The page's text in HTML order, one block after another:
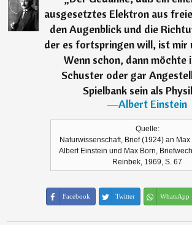
ausgesetztes Elektron aus
den Augenblick und die
der es fortspringen will, ist mir
Wenn schon, dann möchte
Schuster oder gar
Spielbank sein als
―Albert Einstein
Quelle:
Naturwissenschaft, Brief (1924) an
Albert Einstein und Max Born,
Reinbek, 1969, S. 67
Facebook Twitter WhatsApp